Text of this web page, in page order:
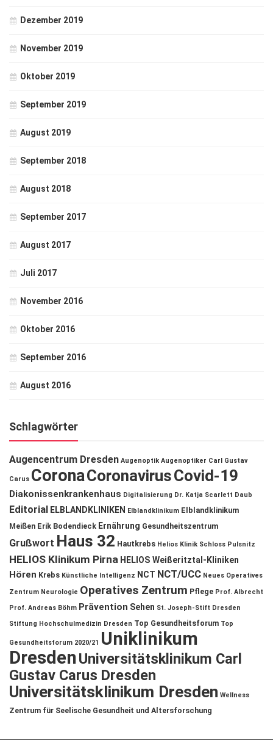
Dezember 2019
November 2019
Oktober 2019
September 2019
August 2019
September 2018
August 2018
September 2017
August 2017
Juli 2017
November 2016
Oktober 2016
September 2016
August 2016
Schlagwörter
Augencentrum Dresden Augenoptik Augenoptiker Carl Gustav
Carus CoronaCoronavirusCovid-19
Diakonissenkrankenhaus Digitalisierung Dr. Katja Scarlett Daub
Editorial ELBLANDKLINIKEN Elblandklinikum Elblandklinikum
Meißen Erik Bodendieck Ernährung Gesundheitszentrum
Grußwort Haus 32 Hautkrebs Helios Klinik Schloss Pulsnitz
HELIOS Klinikum Pirna HELIOS Weißeritztal-Kliniken
Hören Krebs Künstliche Intelligenz NCT NCT/UCC Neues Operatives
Zentrum Neurologie Operatives Zentrum Pflege Prof. Albrecht
Prof. Andreas Böhm Prävention Sehen St. Joseph-Stift Dresden
Stiftung Hochschulmedizin Dresden Top Gesundheitsforum Top
Gesundheitsforum 2020/21 Uniklinikum
DresdenUniversitätsklinikum Carl
Gustav Carus Dresden
Universitätsklinikum Dresden Wellness
Zentrum für Seelische Gesundheit und Altersforschung